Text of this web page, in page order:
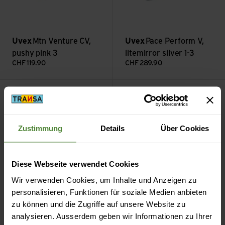
Zustimmung Details Über Cookies
Diese Webseite verwendet Cookies
Wir verwenden Cookies, um Inhalte und Anzeigen zu
personalisieren, Funktionen für soziale Medien anbieten
zu können und die Zugriffe auf unsere Website zu
analysieren. Ausserdem geben wir Informationen zu Ihrer
Uvex Mtn Venture CV,
pushy pink 3
CHF 119.90
Uvex Pace Perform V,
litemirror silver 1-3
CHF 289.90
UvexPace Perform
small V, litemirror silver
1-3
Pace Perform small V, litemirror silver 1-3 ansehen
Uvex Mtn Perform S,
mirror blue 2
Mtn Perform S, mirror blue 2